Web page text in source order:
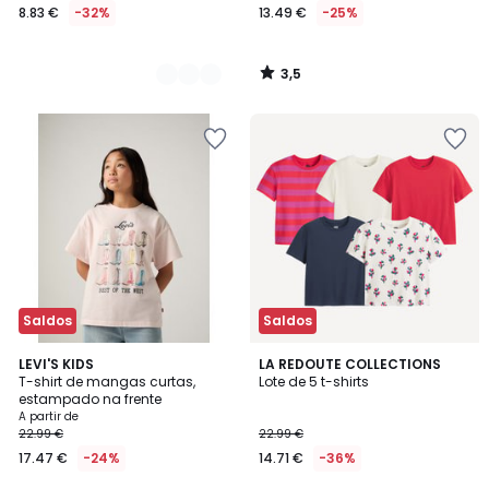
8.83 € -32% 13.49 € -25%
3,5
/
Saldos
LEVI'S KIDS
T-shirt de mangas curtas,
estampado na frente
A partir de
22.99 €
17.47 € -24%
4
/
5
Saldos
LA REDOUTE COLLECTIONS
Lote de 5 t-shirts
22.99 €
14.71 € -36%
5
/